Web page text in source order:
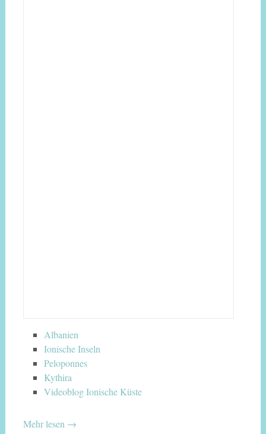
Albanien
Ionische Inseln
Peloponnes
Kythira
Videoblog Ionische Küste
Mehr lesen →